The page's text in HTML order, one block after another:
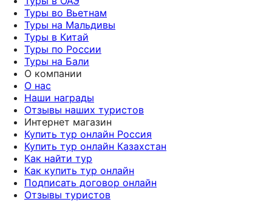
Туры во Вьетнам
Туры на Мальдивы
Туры в Китай
Туры по России
Туры на Бали
О компании
О нас
Наши награды
Отзывы наших туристов
Интернет магазин
Купить тур онлайн Россия
Купить тур онлайн Казахстан
Как найти тур
Как купить тур онлайн
Подписать договор онлайн
Отзывы туристов